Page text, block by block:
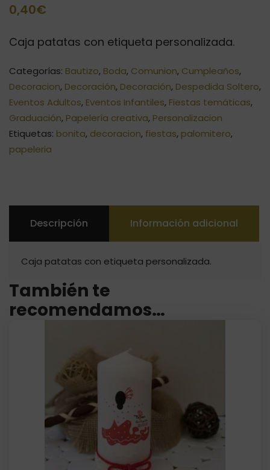
0,40€
Caja patatas con etiqueta personalizada.
Categorías: Bautizo, Boda, Comunion, Cumpleaños,
Decoracion, Decoración, Decoración, Despedida Soltero,
Eventos Adultos, Eventos Infantiles, Fiestas temáticas,
Graduación, Papelería creativa, Personalizacion
Etiquetas: bonita, decoracion, fiestas, palomitero,
papeleria
Descripción Información adicional
Caja patatas con etiqueta personalizada.
También te
recomendamos…